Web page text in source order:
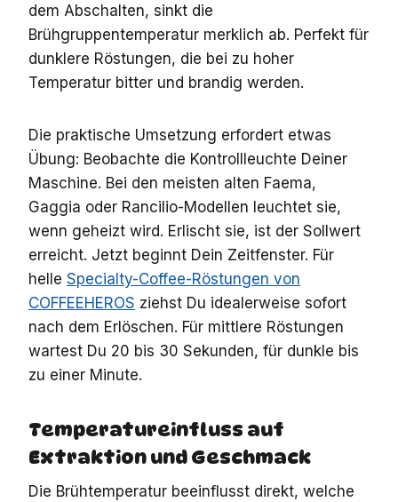
dem Abschalten, sinkt die
Brühgruppentemperatur merklich ab. Perfekt für
dunklere Röstungen, die bei zu hoher
Temperatur bitter und brandig werden.
Die praktische Umsetzung erfordert etwas
Übung: Beobachte die Kontrollleuchte Deiner
Maschine. Bei den meisten alten Faema,
Gaggia oder Rancilio-Modellen leuchtet sie,
wenn geheizt wird. Erlischt sie, ist der Sollwert
erreicht. Jetzt beginnt Dein Zeitfenster. Für
helle Specialty-Coffee-Röstungen von
COFFEEHEROS ziehst Du idealerweise sofort
nach dem Erlöschen. Für mittlere Röstungen
wartest Du 20 bis 30 Sekunden, für dunkle bis
zu einer Minute.
Temperatureinfluss auf
Extraktion und Geschmack
Die Brühtemperatur beeinflusst direkt, welche